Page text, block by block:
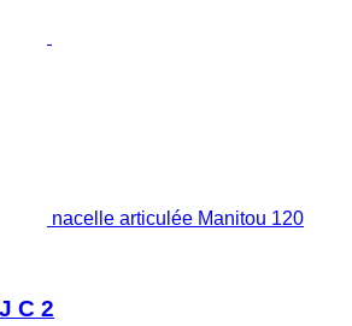
nacelle articulée Manitou 120
C 2